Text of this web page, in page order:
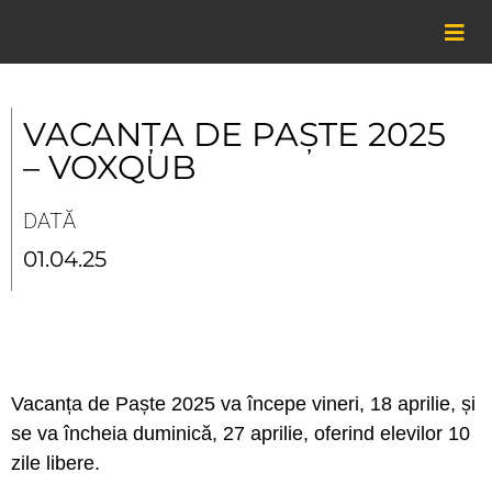
content
VACANȚA DE PAȘTE 2025
– VOXQUB
DATĂ
01.04.25
Vacanța de Paște 2025 va începe vineri, 18 aprilie, și
se va încheia duminică, 27 aprilie, oferind elevilor 10
zile libere.